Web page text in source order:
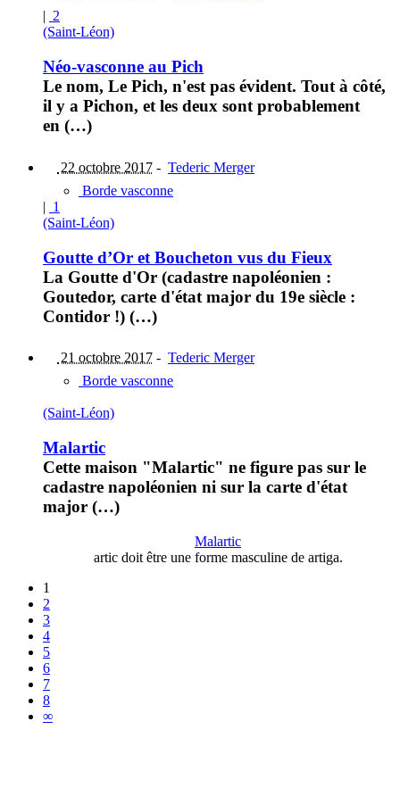
| 2
(Saint-Léon)
Néo-vasconne au Pich
Le nom, Le Pich, n'est pas évident. Tout à côté,
il y a Pichon, et les deux sont probablement
en (…)
22 octobre 2017 - Tederic Merger
Borde vasconne
| 1
(Saint-Léon)
Goutte d’Or et Boucheton vus du Fieux
La Goutte d'Or (cadastre napoléonien :
Goutedor, carte d'état major du 19e siècle :
Contidor !) (…)
21 octobre 2017 - Tederic Merger
Borde vasconne
(Saint-Léon)
Malartic
Cette maison "Malartic" ne figure pas sur le
cadastre napoléonien ni sur la carte d'état
major (…)
Malartic
artic doit être une forme masculine de artiga.
1
2
3
4
5
6
7
8
∞